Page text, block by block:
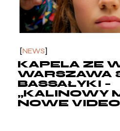
NEWS
KAPELA ZE
WARSZAWA
BASSAŁYKI –
„KALINOWY
NOWE